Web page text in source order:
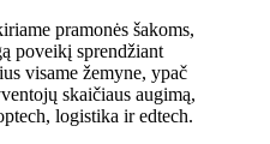
pramonės šakoms,
poveikį sprendžiant
visame žemyne, ypač
skaičiaus augimą,
logistika ir edtech.